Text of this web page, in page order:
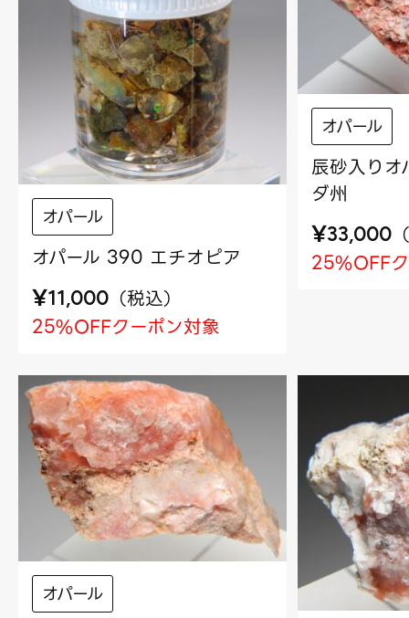
オパール
オパール 390 エチオピア
¥11,000 （税込）
25%OFFクーポン対象
オパール
辰砂入り
ダ州
¥33,000 （
25%OFF
オパール